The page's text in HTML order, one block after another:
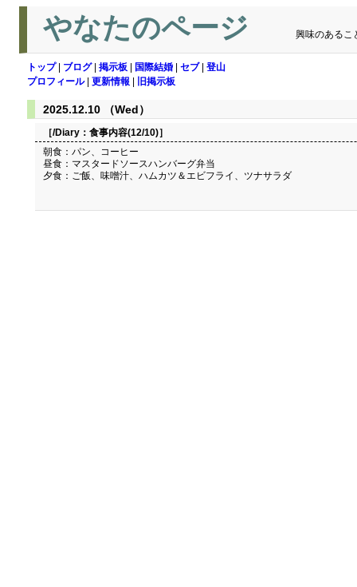
やなたのページ 興味のあるこ
トップ| ブログ| 掲示板 国際結婚 セブ| 登山
プロフィール| 更新情報 旧掲示板
2025.12.10 （Wed）
［/Diary： 食事内容(12/10)］
朝食：パン、コーヒー
昼食：マスタードソースハンバーグ弁当
夕食：ご飯、味噌汁、ハムカツ＆エビフライ、ツナサラダ